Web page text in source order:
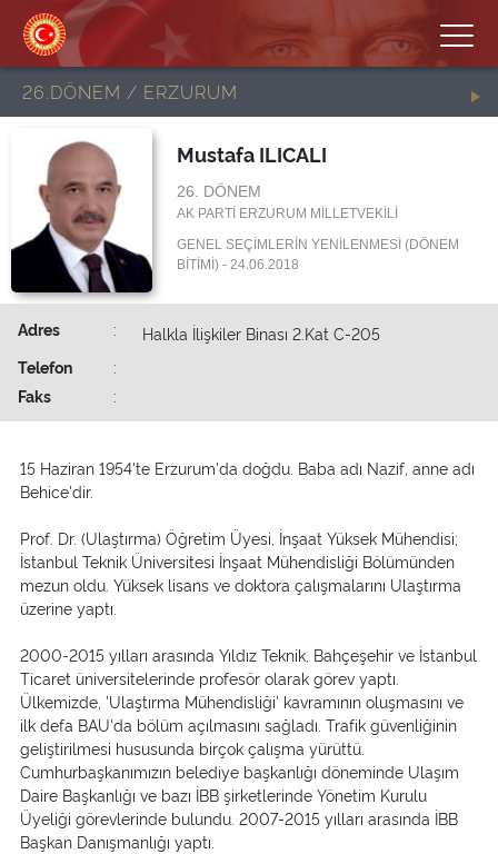
26.DÖNEM / ERZURUM
Mustafa ILICALI
26. DÖNEM
AK PARTİ ERZURUM MİLLETVEKİLİ
GENEL SEÇİMLERİN YENİLENMESİ (DÖNEM
BİTİMİ) - 24.06.2018
Adres :
Halkla İlişkiler Binası 2.Kat C-205
Telefon
:
Faks
:
15 Haziran 1954'te Erzurum'da doğdu. Baba adı Nazif, anne adı
Behice'dir.
Prof. Dr. (Ulaştırma) Öğretim Üyesi, İnşaat Yüksek Mühendisi;
İstanbul Teknik Üniversitesi İnşaat Mühendisliği Bölümünden
mezun oldu. Yüksek lisans ve doktora çalışmalarını Ulaştırma
üzerine yaptı.
2000-2015 yılları arasında Yıldız Teknik, Bahçeşehir ve İstanbul
Ticaret üniversitelerinde profesör olarak görev yaptı.
Ülkemizde, 'Ulaştırma Mühendisliği' kavramının oluşmasını ve
ilk defa BAU'da bölüm açılmasını sağladı. Trafik güvenliğinin
geliştirilmesi hususunda birçok çalışma yürüttü.
Cumhurbaşkanımızın belediye başkanlığı döneminde Ulaşım
Daire Başkanlığı ve bazı İBB şirketlerinde Yönetim Kurulu
Üyeliği görevlerinde bulundu. 2007-2015 yılları arasında İBB
Başkan Danışmanlığı yaptı.